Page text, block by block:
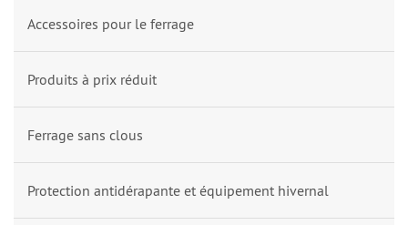
Accessoires pour le ferrage
Produits à prix réduit
Ferrage sans clous
Protection antidérapante et équipement hivernal